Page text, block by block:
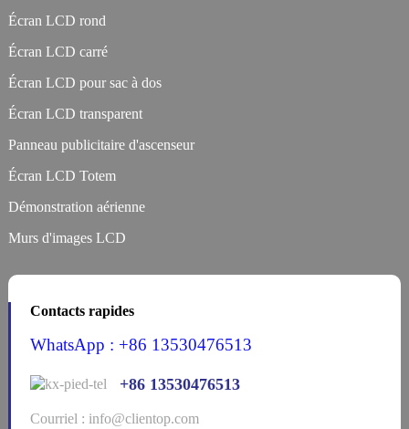
Écran LCD rond
Écran LCD carré
Écran LCD pour sac à dos
Écran LCD transparent
Panneau publicitaire d'ascenseur
Écran LCD Totem
Démonstration aérienne
Murs d'images LCD
Contacts rapides
WhatsApp : +86 13530476513
+86 13530476513
Courriel : info@clientop.com